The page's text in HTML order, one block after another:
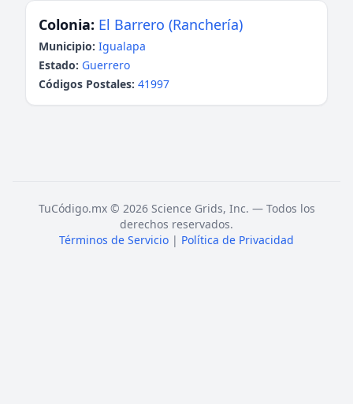
Colonia: El Barrero (Ranchería)
Municipio: Igualapa
Estado: Guerrero
Códigos Postales: 41997
TuCódigo.mx © 2026 Science Grids, Inc. — Todos los
derechos reservados.
Términos de Servicio | Política de Privacidad